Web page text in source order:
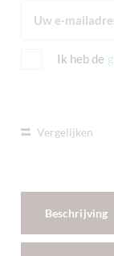
Ik heb de
Vergelijken
Beschrijving